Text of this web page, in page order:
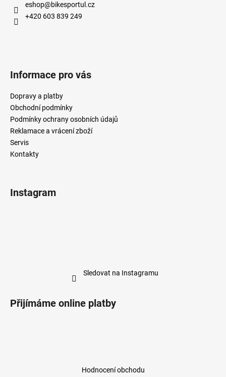
eshop@bikesportul.cz
+420 603 839 249
Informace pro vás
Dopravy a platby
Obchodní podmínky
Podmínky ochrany osobních údajů
Reklamace a vrácení zboží
Servis
Kontakty
Instagram
Sledovat na Instagramu
Přijímáme online platby
Hodnocení obchodu